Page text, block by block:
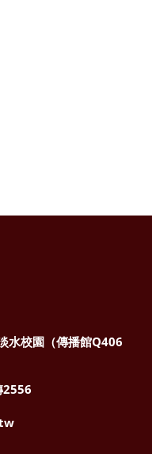
水校園（傳播館Q406
2556